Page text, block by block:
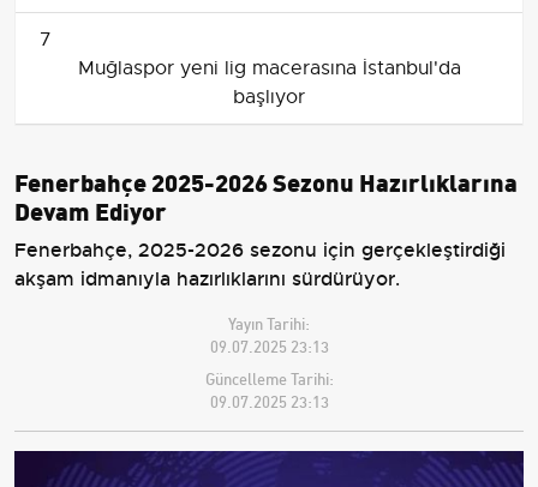
7
Muğlaspor yeni lig macerasına İstanbul'da
başlıyor
Fenerbahçe 2025-2026 Sezonu Hazırlıklarına
Devam Ediyor
Fenerbahçe, 2025-2026 sezonu için gerçekleştirdiği
akşam idmanıyla hazırlıklarını sürdürüyor.
Yayın Tarihi:
09.07.2025 23:13
Güncelleme Tarihi:
09.07.2025 23:13